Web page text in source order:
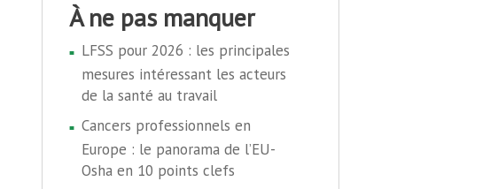
à ne pas manquer
LFSS pour 2026 : les principales
mesures intéressant les acteurs
de la santé au travail
Cancers professionnels en
Europe : le panorama de l’EU-
Osha en 10 points clefs